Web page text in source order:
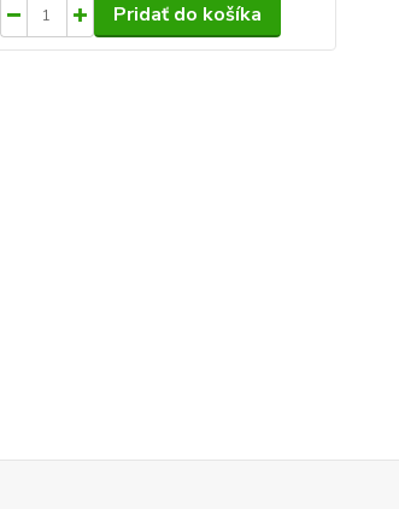
Pridať do košíka